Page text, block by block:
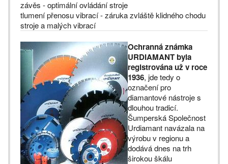
závěs - optimální ovládání stroje
tlumení přenosu vibrací - záruka zvláště klidného chodu
stroje a malých vibrací
Ochranná známka
URDIAMANT byla
registrována už v roce
1936, jde tedy o
označení pro
diamantové nástroje s
dlouhou tradicí.
Šumperská Společnost
Urdiamant navázala na
výrobu v regionu a
dodává dnes na trh
širokou škálu